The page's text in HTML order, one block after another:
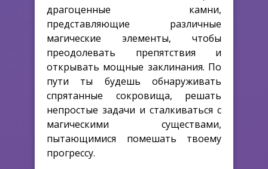
драгоценные камни,
представляющие различные
магические элементы, чтобы
преодолевать препятствия и
открывать мощные заклинания. По
пути ты будешь обнаруживать
спрятанные сокровища, решать
непростые задачи и сталкиваться с
магическими существами,
пытающимися помешать твоему
прогрессу.